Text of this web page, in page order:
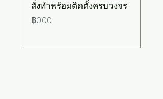
สั่งทำพร้อมติดตั้งครบวงจร!
ราคา
฿0.00